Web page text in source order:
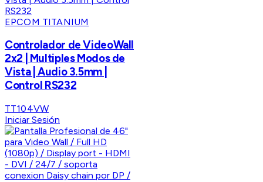
EPCOM TITANIUM
Controlador de VideoWall
2x2 | Multiples Modos de
Vista | Audio 3.5mm |
Control RS232
TT104VW
Iniciar Sesión